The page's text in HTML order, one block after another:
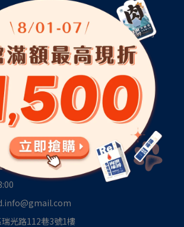
區 肉球世界官方LINE
肉球世界訂閱制
告 認識磷蝦油
洲48區
咪專區 狗狗專區
公司
光路112巷3號1樓